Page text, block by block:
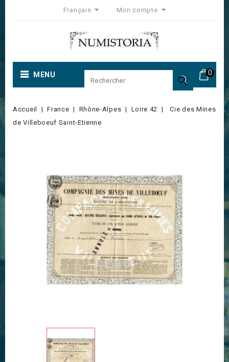
Français Mon compte
0
MENU 
Accueil France Rhône-Alpes Loire 42
Cie des Mines
de Villeboeuf Saint-Etienne